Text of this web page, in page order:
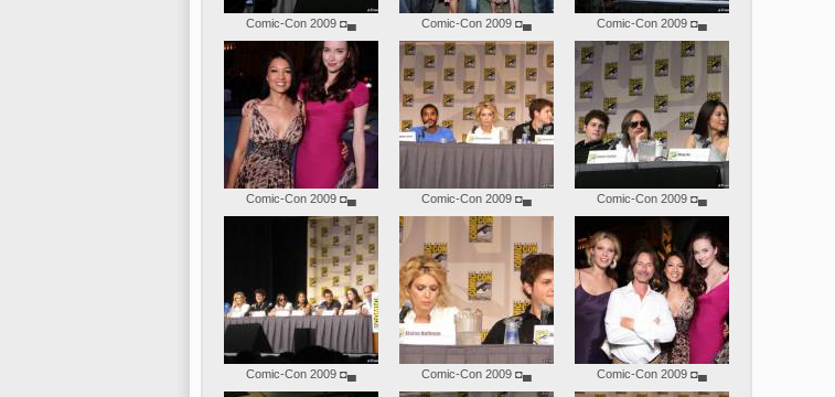
Comic-Con 2009 ◘▄ Comic-Con 2009 ◘▄ Comic-Con 2009 ◘▄
Comic-Con 2009 ◘▄ Comic-Con 2009 ◘▄ Comic-Con 2009 ◘▄
Comic-Con 2009 ◘▄ Comic-Con 2009 ◘▄ Comic-Con 2009 ◘▄